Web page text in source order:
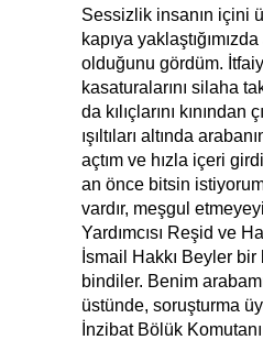
Sessizlik insanın içini
kapıya
olduğunu gördüm.
kasaturalarını silaha
da kılıçlarını kınından
ışıltıları altında
açtım ve hızla içeri
an önce bitsin
vardır, meşgul
Yardımcısı Reşid ve
İsmail Hakkı Beyler
bindiler. Benim
üstünde, soruşturma
İnzibat Bölük